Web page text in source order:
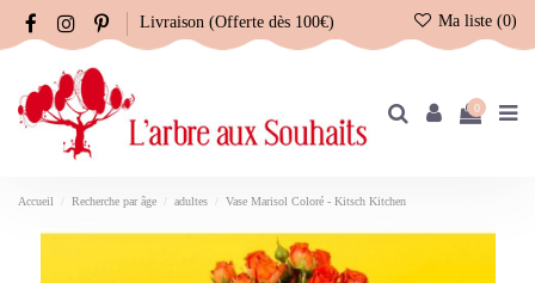
Livraison (Offerte dès 100€) Ma liste (0)
0
Accueil Recherche par âge adultes Vase Marisol Coloré - Kitsch Kitchen